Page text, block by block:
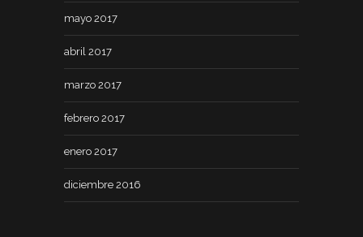
mayo 2017
abril 2017
marzo 2017
febrero 2017
enero 2017
diciembre 2016